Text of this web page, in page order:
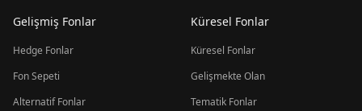
Gelişmiş Fonlar
Hedge Fonlar
Fon Sepeti
Alternatif Fonlar
Küresel Fonlar
Küresel Fonlar
Gelişmekte Olan
Tematik Fonlar